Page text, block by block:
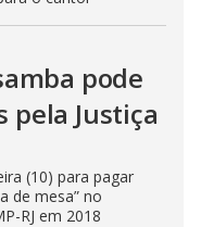
pode
pela Justiça
(10) para pagar
de mesa” no
RJ em 2018